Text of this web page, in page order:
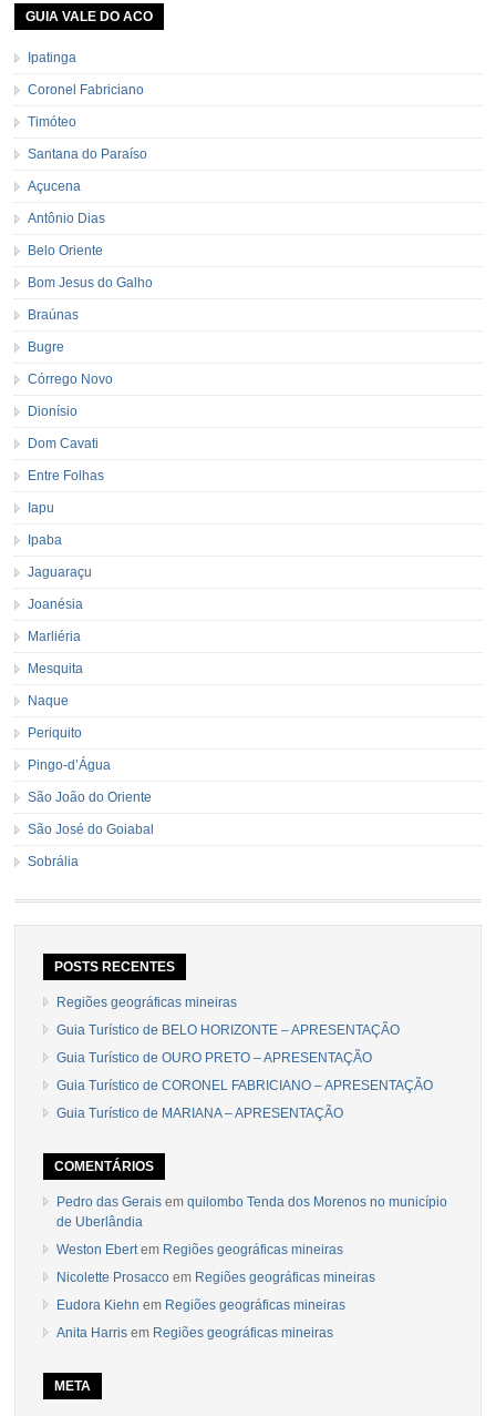
GUIA VALE DO ACO
Ipatinga
Coronel Fabriciano
Timóteo
Santana do Paraíso
Açucena
Antônio Dias
Belo Oriente
Bom Jesus do Galho
Braúnas
Bugre
Córrego Novo
Dionísio
Dom Cavati
Entre Folhas
Iapu
Ipaba
Jaguaraçu
Joanésia
Marliéria
Mesquita
Naque
Periquito
Pingo-d’Água
São João do Oriente
São José do Goiabal
Sobrália
POSTS RECENTES
Regiões geográficas mineiras
Guia Turístico de BELO HORIZONTE – APRESENTAÇÃO
Guia Turístico de OURO PRETO – APRESENTAÇÃO
Guia Turístico de CORONEL FABRICIANO – APRESENTAÇÃO
Guia Turístico de MARIANA – APRESENTAÇÃO
COMENTÁRIOS
Pedro das Gerais emquilombo Tenda dos Morenos no município
de Uberlândia
Weston Ebert em Regiões geográficas mineiras
Nicolette Prosacco em Regiões geográficas mineiras
Eudora Kiehn em Regiões geográficas mineiras
Anita Harris em Regiões geográficas mineiras
META